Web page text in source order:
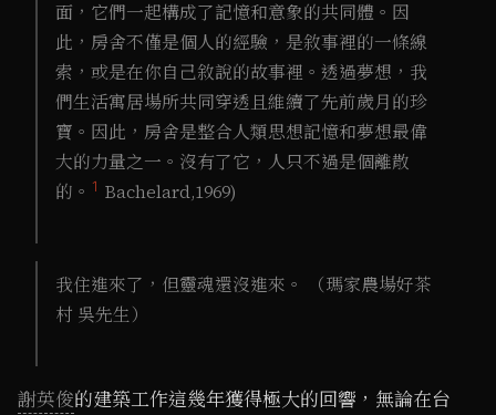
面，它們一起構成了記憶和意象的共同體。因
此，房舍不僅是個人的經驗，是敘事裡的一條線
索，或是在你自己敘說的故事裡。透過夢想，我
們生活寓居場所共同穿透且維續了先前歲月的珍
寶。因此，房舍是整合人類思想記憶和夢想最偉
大的力量之一。沒有了它，人只不過是個離散
的。 1 Bachelard,1969)
我住進來了，但靈魂還沒進來。 （瑪家農場好茶
村 吳先生）
謝英俊的建築工作這幾年獲得極大的回響，無論在台